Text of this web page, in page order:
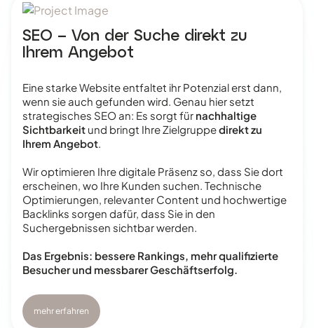
SEO – Von der Suche direkt zu
Ihrem Angebot
Eine starke Website entfaltet ihr Potenzial erst dann,
wenn sie auch gefunden wird. Genau hier setzt
strategisches SEO an: Es sorgt für nachhaltige
Sichtbarkeit und bringt Ihre Zielgruppedirekt zu
Ihrem Angebot.
Wir optimieren Ihre digitale Präsenz so, dass Sie dort
erscheinen, wo Ihre Kunden suchen. Technische
Optimierungen, relevanter Content und hochwertige
Backlinks sorgen dafür, dass Sie in den
Suchergebnissen sichtbar werden.
Das Ergebnis: bessere Rankings, mehr qualifizierte
Besucher und messbarer Geschäftserfolg.
mehr erfahren